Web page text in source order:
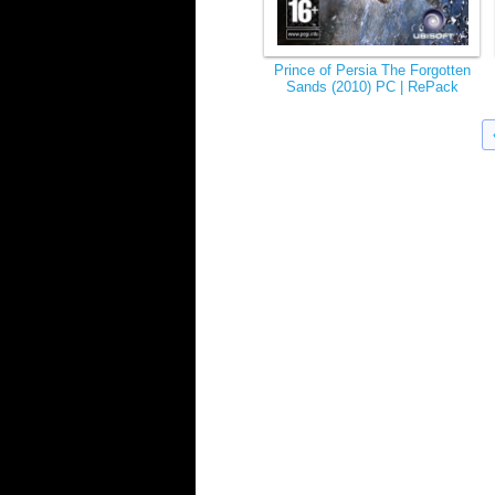
Prince of Persia The Forgotten
Sands (2010) PC | RePack